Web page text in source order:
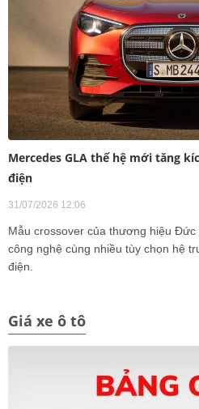
Mercedes GLA thế hệ mới tăng
điện
31/07/2026 12:06
Mẫu crossover của thương hiệu
công nghệ cùng nhiều tùy chọn hệ
điện.
Giá xe ô tô